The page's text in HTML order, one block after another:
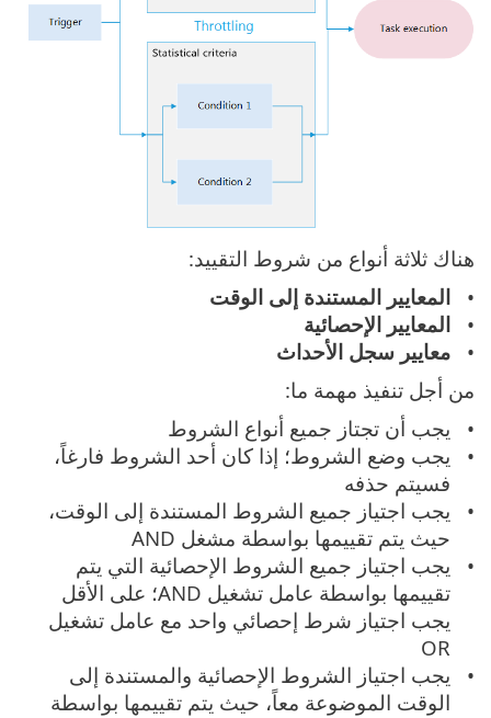
هناك ثلاثة أنواع من شروط التقييد:
المعايير المستندة إلى الوقت
المعايير الإحصائية
معايير سجل الأحداث
من أجل تنفيذ مهمة ما:
يجب أن تجتاز جميع أنواع الشروط
يجب وضع الشروط؛ إذا كان أحد الشروط فارغاً،
فسيتم حذفه
يجب اجتياز جميع الشروط المستندة إلى الوقت،
حيث يتم تقييمها بواسطة مشغل AND
يجب اجتياز جميع الشروط الإحصائية التي يتم
تقييمها بواسطة عامل تشغيل AND؛ على الأقل
يجب اجتياز شرط إحصائي واحد مع عامل تشغيل
OR
يجب اجتياز الشروط الإحصائية والمستندة إلى
الوقت الموضوعة معاً، حيث يتم تقييمها بواسطة